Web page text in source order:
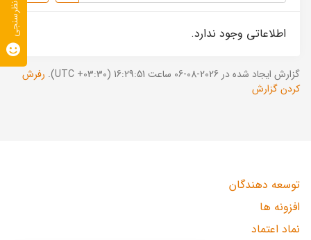
اطلاعاتی وجود ندارد.
گزارش ایجاد شده در 2026-08-06 ساعت 16:29:51 (UTC +03:30).
رفرش
کردن گزارش
توسعه دهندگان
افزونه ها
نماد اعتماد
نظرسنجی